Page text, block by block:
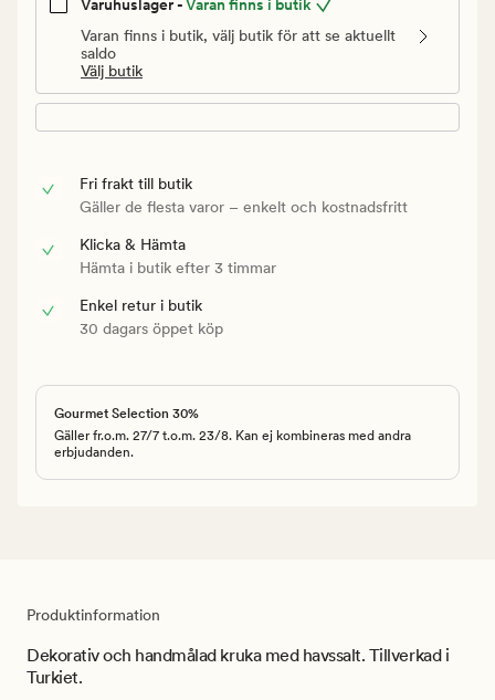
Varuhuslager -Varan finns i butik
Varan finns i butik, välj butik för att se aktuellt
saldo
Välj butik
Fri frakt till butik
Gäller de flesta varor – enkelt och kostnadsfritt
Klicka & Hämta
Hämta i butik efter 3 timmar
Enkel retur i butik
30 dagars öppet köp
Gourmet Selection 30%
Gäller fr.o.m. 27/7 t.o.m. 23/8. Kan ej kombineras med andra
erbjudanden.
Produktinformation
Dekorativ och handmålad kruka med havssalt. Tillverkad i
Turkiet.